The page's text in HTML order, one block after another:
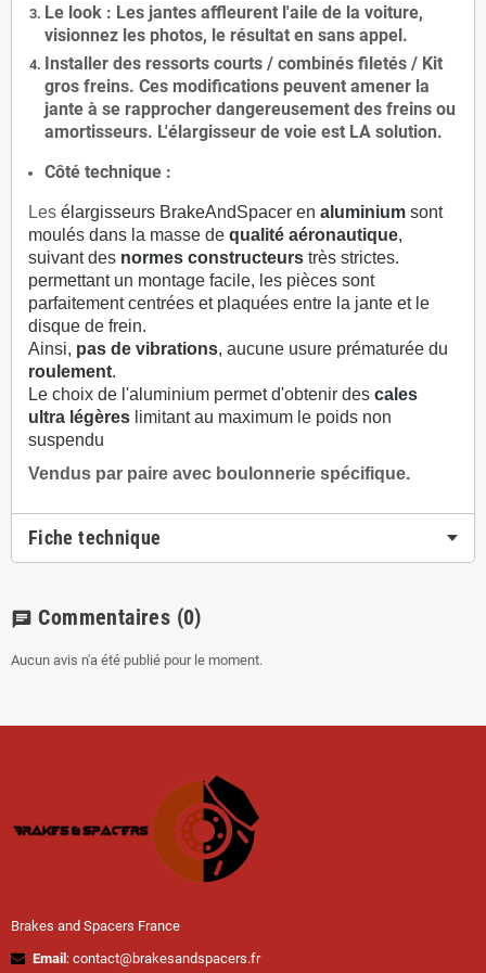
Le look : Les jantes affleurent l'aile de la voiture,
visionnez les photos, le résultat en sans appel.
Installer des ressorts courts / combinés filetés / Kit
gros freins. Ces modifications peuvent amener la
jante à se rapprocher dangereusement des freins ou
amortisseurs. L'élargisseur de voie est LA solution.
Côté technique :
Les élargisseurs BrakeAndSpacer en aluminium sont
moulés dans la masse de qualité aéronautique,
suivant des normes constructeurs très strictes.
permettant un montage facile, les pièces sont
parfaitement centrées et plaquées entre la jante et le
disque de frein.
Ainsi, pas de vibrations, aucune usure prématurée du
roulement.
Le choix de l'aluminium permet d'obtenir des cales
ultra légères limitant au maximum le poids non
suspendu
Vendus par paire avec boulonnerie spécifique.
Fiche technique
chat Commentaires (0)
Aucun avis n'a été publié pour le moment.
Brakes and Spacers France
Email : contact@brakesandspacers.fr